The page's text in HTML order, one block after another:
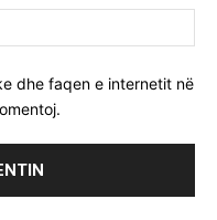
dhe faqen e internetit në